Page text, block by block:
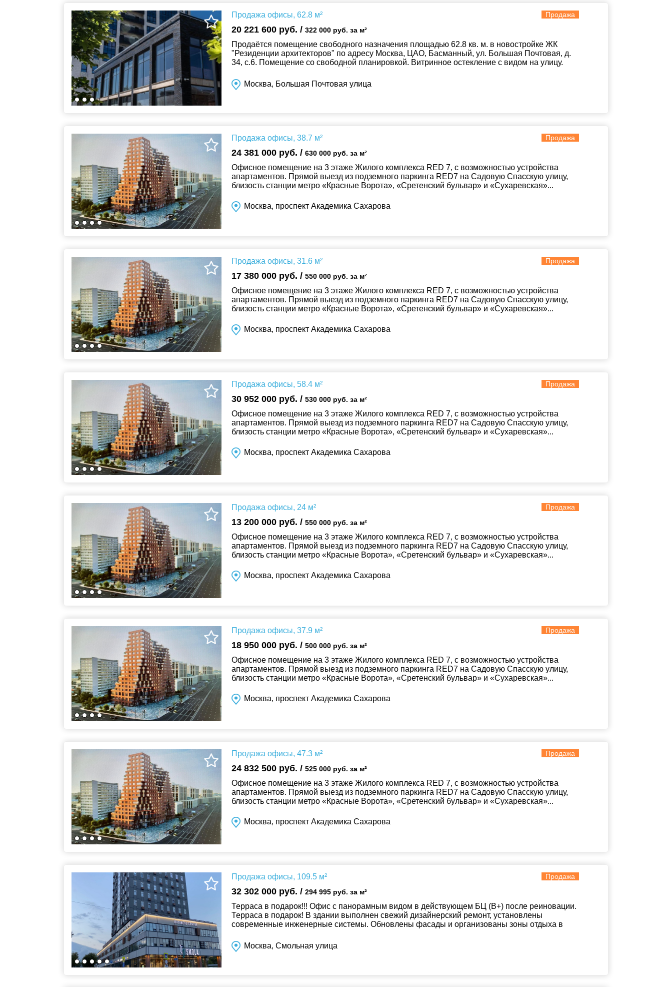
Продажа офисы, 62.8 м² Продажа
20 221 600 руб. / 322 000 руб. за м²
Продаётся помещение свободного назначения площадью 62.8 кв. м. в новостройке ЖК
"Резиденции архитекторов" по адресу Москва, ЦАО, Басманный, ул. Большая Почтовая, д.
34, с.6. Помещение со свободной планировкой. Витринное остекление с видом на улицу.
Москва, Большая Почтовая улица
Продажа офисы, 38.7 м² Продажа
24 381 000 руб. / 630 000 руб. за м²
Офисное помещение на 3 этаже Жилого комплекса RED 7, с возможностью устройства
апартаментов. Прямой выезд из подземного паркинга RED7 на Садовую Спасскую улицу,
близость станции метро «Красные Ворота», «Сретенский бульвар» и «Сухаревская»...
Москва, проспект Академика Сахарова
Продажа офисы, 31.6 м² Продажа
17 380 000 руб. / 550 000 руб. за м²
Офисное помещение на 3 этаже Жилого комплекса RED 7, с возможностью устройства
апартаментов. Прямой выезд из подземного паркинга RED7 на Садовую Спасскую улицу,
близость станции метро «Красные Ворота», «Сретенский бульвар» и «Сухаревская»...
Москва, проспект Академика Сахарова
Продажа офисы, 58.4 м² Продажа
30 952 000 руб. / 530 000 руб. за м²
Офисное помещение на 3 этаже Жилого комплекса RED 7, с возможностью устройства
апартаментов. Прямой выезд из подземного паркинга RED7 на Садовую Спасскую улицу,
близость станции метро «Красные Ворота», «Сретенский бульвар» и «Сухаревская»...
Москва, проспект Академика Сахарова
Продажа офисы, 24 м² Продажа
13 200 000 руб. / 550 000 руб. за м²
Офисное помещение на 3 этаже Жилого комплекса RED 7, с возможностью устройства
апартаментов. Прямой выезд из подземного паркинга RED7 на Садовую Спасскую улицу,
близость станции метро «Красные Ворота», «Сретенский бульвар» и «Сухаревская»...
Москва, проспект Академика Сахарова
Продажа офисы, 37.9 м² Продажа
18 950 000 руб. / 500 000 руб. за м²
Офисное помещение на 3 этаже Жилого комплекса RED 7, с возможностью устройства
апартаментов. Прямой выезд из подземного паркинга RED7 на Садовую Спасскую улицу,
близость станции метро «Красные Ворота», «Сретенский бульвар» и «Сухаревская»...
Москва, проспект Академика Сахарова
Продажа офисы, 47.3 м² Продажа
24 832 500 руб. / 525 000 руб. за м²
Офисное помещение на 3 этаже Жилого комплекса RED 7, с возможностью устройства
апартаментов. Прямой выезд из подземного паркинга RED7 на Садовую Спасскую улицу,
близость станции метро «Красные Ворота», «Сретенский бульвар» и «Сухаревская»...
Москва, проспект Академика Сахарова
Продажа офисы, 109.5 м² Продажа
32 302 000 руб. / 294 995 руб. за м²
Терраса в подарок!!! Офис с панорамным видом в действующем БЦ (В+) после реиновации.
Терраса в подарок! В здании выполнен свежий дизайнерский ремонт, установлены
современные инженерные системы. Обновлены фасады и организованы зоны отдыха в
Москва, Смольная улица